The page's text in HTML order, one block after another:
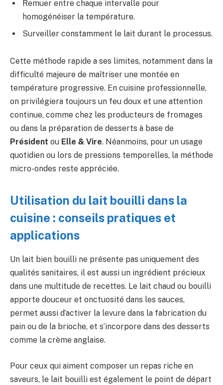
Remuer entre chaque intervalle pour
homogénéiser la température.
Surveiller constamment le lait durant le processus.
Cette méthode rapide a ses limites, notamment dans la
difficulté majeure de maîtriser une montée en
température progressive. En cuisine professionnelle,
on privilégiera toujours un feu doux et une attention
continue, comme chez les producteurs de fromages
ou dans la préparation de desserts à base de
Président ou Elle & Vire. Néanmoins, pour un usage
quotidien ou lors de pressions temporelles, la méthode
micro-ondes reste appréciée.
Utilisation du lait bouilli dans la
cuisine : conseils pratiques et
applications
Un lait bien bouilli ne présente pas uniquement des
qualités sanitaires, il est aussi un ingrédient précieux
dans une multitude de recettes. Le lait chaud ou bouilli
apporte douceur et onctuosité dans les sauces,
permet aussi d’activer la levure dans la fabrication du
pain ou de la brioche, et s’incorpore dans des desserts
comme la crème anglaise.
Pour ceux qui aiment composer un repas riche en
saveurs, le lait bouilli est également le point de départ